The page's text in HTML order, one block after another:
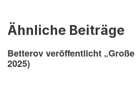
Ähnliche Beiträge
Betterov veröffentlicht
2025)